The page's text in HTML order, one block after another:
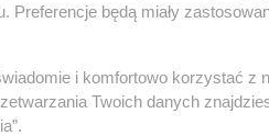
świnki należący do rodziny
ślina, płyn mózgowo-rdzeniowy,
oddechowymi. Najpierw
, zwykle przyusznych, rzadziej
będą miały
i komfortowo korzystać z
Twoich danych